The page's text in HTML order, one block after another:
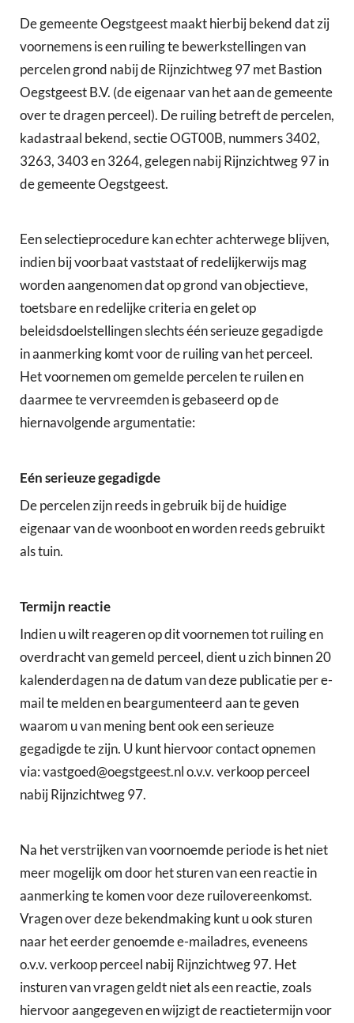
De gemeente Oegstgeest maakt hierbij bekend dat zij
voornemens is een ruiling te bewerkstellingen van
percelen grond nabij de Rijnzichtweg 97 met Bastion
Oegstgeest B.V. (de eigenaar van het aan de gemeente
over te dragen perceel). De ruiling betreft de percelen,
kadastraal bekend, sectie OGT00B, nummers 3402,
3263, 3403 en 3264, gelegen nabij Rijnzichtweg 97 in
de gemeente Oegstgeest.
Een selectieprocedure kan echter achterwege blijven,
indien bij voorbaat vaststaat of redelijkerwijs mag
worden aangenomen dat op grond van objectieve,
toetsbare en redelijke criteria en gelet op
beleidsdoelstellingen slechts één serieuze gegadigde
in aanmerking komt voor de ruiling van het perceel.
Het voornemen om gemelde percelen te ruilen en
daarmee te vervreemden is gebaseerd op de
hiernavolgende argumentatie:
Eén serieuze gegadigde
De percelen zijn reeds in gebruik bij de huidige
eigenaar van de woonboot en worden reeds gebruikt
als tuin.
Termijn reactie
Indien u wilt reageren op dit voornemen tot ruiling en
overdracht van gemeld perceel, dient u zich binnen 20
kalenderdagen na de datum van deze publicatie per e-
mail te melden en beargumenteerd aan te geven
waarom u van mening bent ook een serieuze
gegadigde te zijn. U kunt hiervoor contact opnemen
via: vastgoed@oegstgeest.nl o.v.v. verkoop perceel
nabij Rijnzichtweg 97.
Na het verstrijken van voornoemde periode is het niet
meer mogelijk om door het sturen van een reactie in
aanmerking te komen voor deze ruilovereenkomst.
Vragen over deze bekendmaking kunt u ook sturen
naar het eerder genoemde e-mailadres, eveneens
o.v.v. verkoop perceel nabij Rijnzichtweg 97. Het
insturen van vragen geldt niet als een reactie, zoals
hiervoor aangegeven en wijzigt de reactietermijn voor